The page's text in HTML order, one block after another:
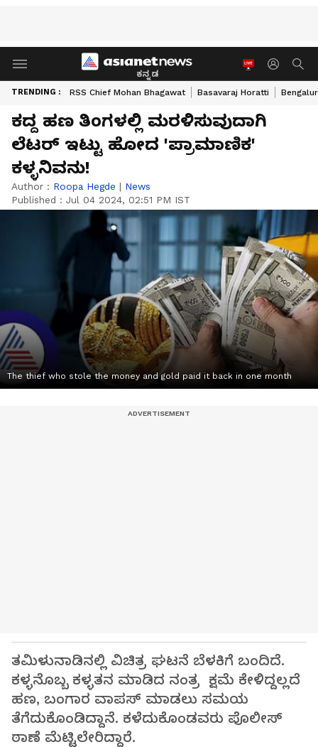
ಕನ್ನಡ
TRENDING : RSS Chief Mohan Bhagawat Basavaraj Horatti
ಕದ್ದ ಹಣ ತಿಂಗಳಲ್ಲಿ ಮರಳಿಸುವುದಾಗಿ
ಲೆಟರ್ ಇಟ್ಟು ಹೋದ 'ಪ್ರಾಮಾಣಿಕ'
ಕಳ್ಳನಿವನು!
Author : Roopa Hegde | News
Published : Jul 04 2024, 02:51 PM IST
The thief who stole the money and gold paid it back in one month
ತಮಿಳುನಾಡಿನಲ್ಲಿ ವಿಚಿತ್ರ ಘಟನೆ ಬೆಳಕಿಗೆ ಬಂದಿದೆ.
ಕಳ್ಳನೊಬ್ಬ ಕಳ್ಳತನ ಮಾಡಿದ ನಂತ್ರ ಕ್ಷಮೆ ಕೇಳಿದ್ದಲ್ಲದೆ
ಹಣ, ಬಂಗಾರ ವಾಪಸ್ ಮಾಡಲು ಸಮಯ
ತೆಗೆದುಕೊಂಡಿದ್ದಾನೆ. ಕಳೆದುಕೊಂಡವರು ಪೊಲೀಸ್
ಠಾಣೆ ಮೆಟ್ಟಿಲೇರಿದ್ದಾರೆ.